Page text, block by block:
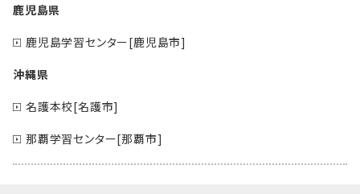
鹿児島県
鹿児島学習センター[鹿児島市]
沖縄県
名護本校[名護市]
那覇学習センター[那覇市]